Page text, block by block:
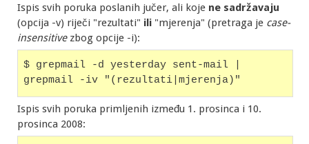
Ispis svih poruka poslanih jučer, ali koje ne sadržavaju
(opcija -v) riječi "rezultati" ili "mjerenja" (pretraga je case-
insensitivezbog opcije -i):
$ grepmail -d yesterday sent-mail |
grepmail -iv "(rezultati|mjerenja)"
Ispis svih poruka primljenih između 1. prosinca i 10.
prosinca 2008: